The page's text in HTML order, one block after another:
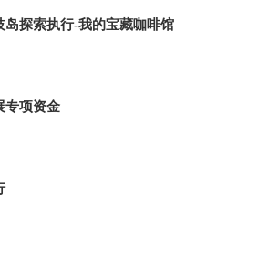
岛探索执行-我的宝藏咖啡馆
专项资金